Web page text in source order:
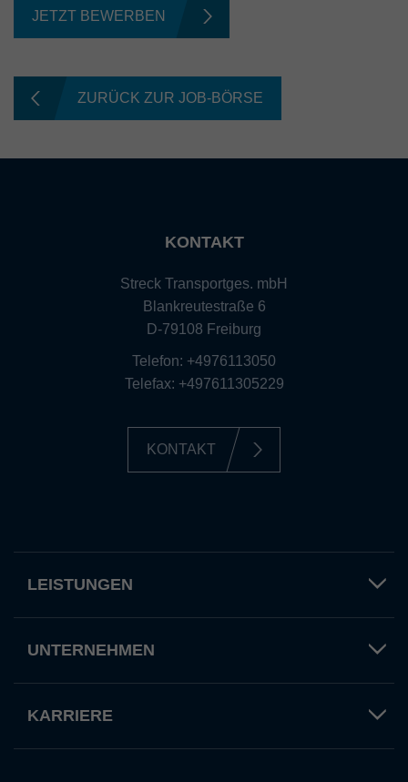
ZURÜCK ZUR JOB-BÖRSE
JETZT BEWERBEN
KONTAKT
Streck Transportges. mbH
Blankreutestraße 6
D-79108 Freiburg
Telefon: +4976113050
Telefax: +497611305229
KONTAKT
LEISTUNGEN
UNTERNEHMEN
KARRIERE